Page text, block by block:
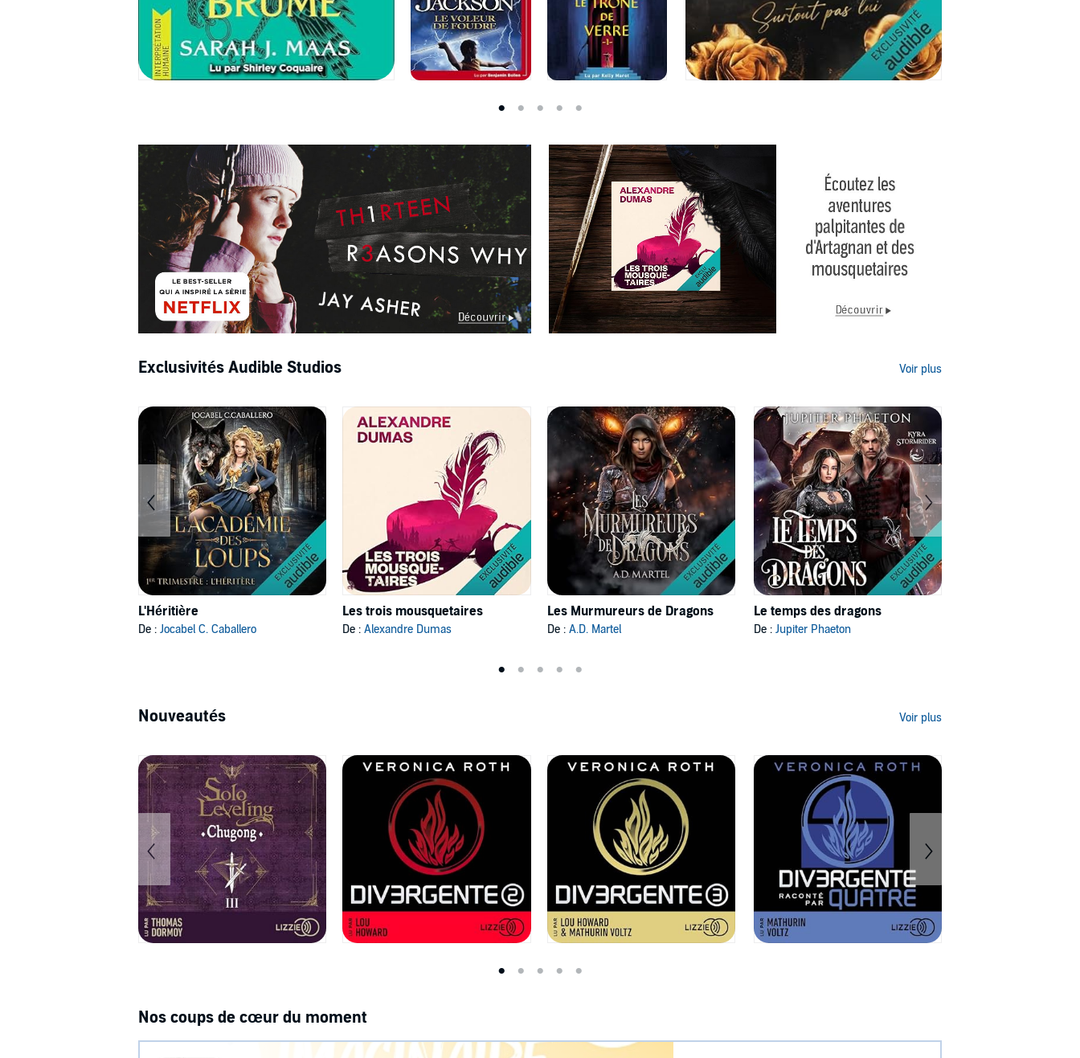
Exclusivités Audible Studios Voir plus
L'Héritière
De : Jocabel C. Caballero
Les trois mousquetaires
De :Alexandre Dumas
Les Murmureurs de Dragons
De : A.D. Martel
Le temps des dragons
De : Jupiter Phaeton
Nouveautés Voir plus
Nos coups de cœur du moment